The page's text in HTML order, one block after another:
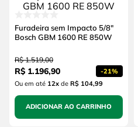
Furadeira sem Impacto 5/8"
Bosch GBM 1600 RE 850W
R$ 1.519,00
R$ 1.196,90 -21%
Ou em até 12xde R$ 104,99
ADICIONAR AO CARRINHO